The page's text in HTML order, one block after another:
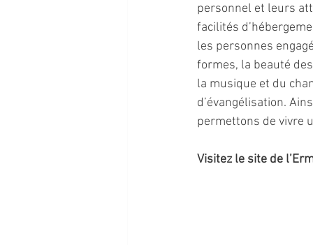
personnel et leurs
facilités
les personnes
formes, la beauté
la musique et du
d’évangélisation.
permettons de vivre
Visitez le site de